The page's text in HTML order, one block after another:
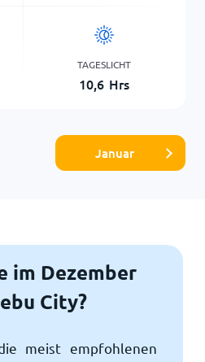
TAGESLICHT
10,6 Hrs
Januar
im Dezember
City?
meist empfohlenen